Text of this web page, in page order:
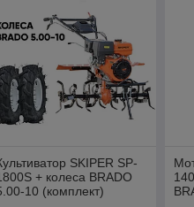
SKIPER SP-
+ колеса BRADO
10 (комплект)